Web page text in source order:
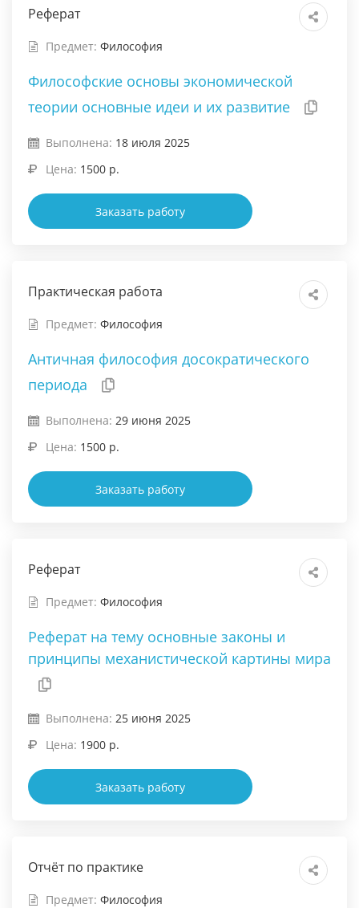
Реферат
Предмет: Философия
Философские основы экономической
теории основные идеи и их развитие
Выполнена: 18 июля 2025
Цена: 1500 р.
Заказать работу
Практическая работа
Предмет: Философия
Античная философия досократического
периода
Выполнена: 29 июня 2025
Цена: 1500 р.
Заказать работу
Реферат
Предмет: Философия
Реферат на тему основные законы и
принципы механистической картины мира
Выполнена: 25 июня 2025
Цена: 1900 р.
Заказать работу
Отчёт по практике
Предмет: Философия